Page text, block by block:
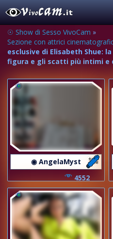
☉ Show di Sesso VivoCam »
Sezione con attrici
esclusive di Elisabeth Shue:
figura e gli scatti più intimi e
◉ AngelaMyst
4552